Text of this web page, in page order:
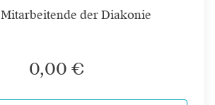
Mitarbeitende der Diakonie
0,00 €